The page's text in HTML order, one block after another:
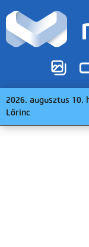
2026. augusztus 10.
Lőrinc